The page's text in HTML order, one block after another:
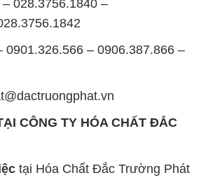
028.3756.1840 –
0901.326.566 – 0906.387.866 –
CÔNG TY HÓA CHẤT ĐẮC
tại Hóa Chất Đắc Trường Phát